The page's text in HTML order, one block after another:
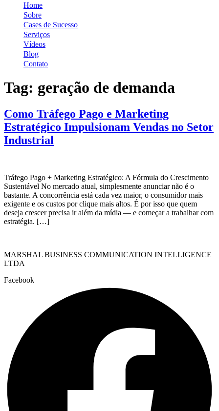
Home
Sobre
Cases de Sucesso
Serviços
Vídeos
Blog
Contato
Tag: geração de demanda
Como Tráfego Pago e Marketing
Estratégico Impulsionam Vendas no Setor
Industrial
Tráfego Pago + Marketing Estratégico: A Fórmula do Crescimento
Sustentável No mercado atual, simplesmente anunciar não é o
bastante. A concorrência está cada vez maior, o consumidor mais
exigente e os custos por clique mais altos. É por isso que quem
deseja crescer precisa ir além da mídia — e começar a trabalhar com
estratégia. […]
MARSHAL BUSINESS COMMUNICATION INTELLIGENCE
LTDA
Facebook